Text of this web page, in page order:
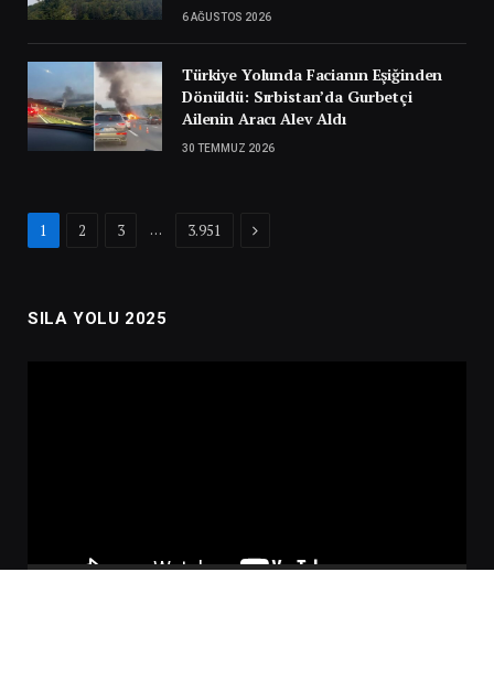
6 AĞUSTOS 2026
Türkiye Yolunda Facianın Eşiğinden
Dönüldü: Sırbistan’da Gurbetçi
Ailenin Aracı Alev Aldı
30 TEMMUZ 2026
1 2 3 … 3.951 Next
SILA YOLU 2025